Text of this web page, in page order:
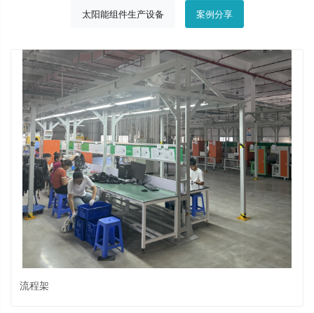
太阳能组件生产设备 案例分享
流程架